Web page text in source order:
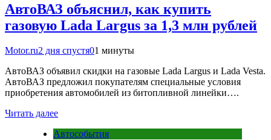
АвтоВАЗ объяснил, как купить
газовую Lada Largus за 1,3 млн рублей
Motor.ru2 дня спустя01 минуты
АвтоВАЗ объявил скидки на газовые Lada Largus и Lada Vesta.
АвтоВАЗ предложил покупателям специальные условия
приобретения автомобилей из битопливной линейки….
Читать далее
Автособытия